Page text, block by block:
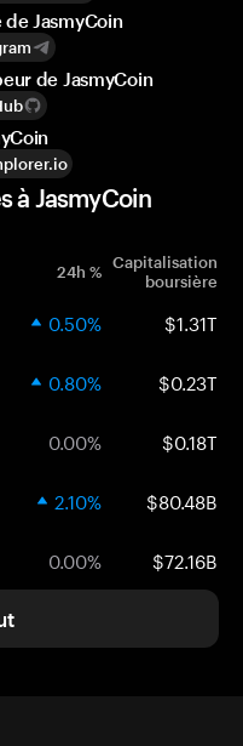
JasmyCoin
de JasmyCoin
à JasmyCoin
24h % Capitalisation
boursière
0.50% $1.31T
0.80% $0.23T
0.00% $0.18T
2.10% $80.48B
0.00% $72.16B